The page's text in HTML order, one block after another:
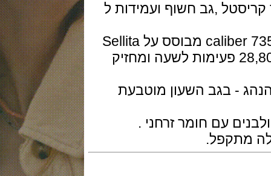
מ"מ, ספיר קריסטל ,גב חשוף ועמידות ל
המנגנן מכני אוטומטי של אוריס דגם caliber 735 מבוסס על Sellita
SW 220-1 עם 26 אבני רובי, פועם 28,800 פעימות לשעה ומחזיק
- בגב השעון מוטבעת
עם חומר זרחני .